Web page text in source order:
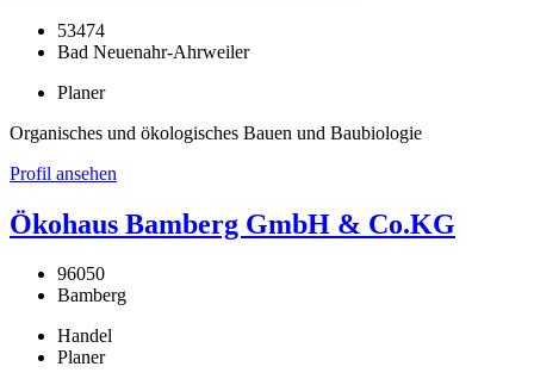
53474
Bad Neuenahr-Ahrweiler
Planer
Organisches und ökologisches Bauen und Baubiologie
Profil ansehen
Ökohaus Bamberg GmbH & Co.KG
96050
Bamberg
Handel
Planer